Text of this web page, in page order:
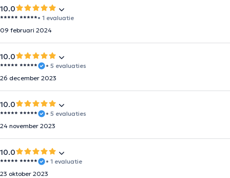
10.0
***** *****• 1 evaluatie
09 februari 2024
10.0
***** *****
• 5 evaluaties
26 december 2023
10.0
***** *****
• 5 evaluaties
24 november 2023
10.0
***** *****
• 1 evaluatie
23 oktober 2023